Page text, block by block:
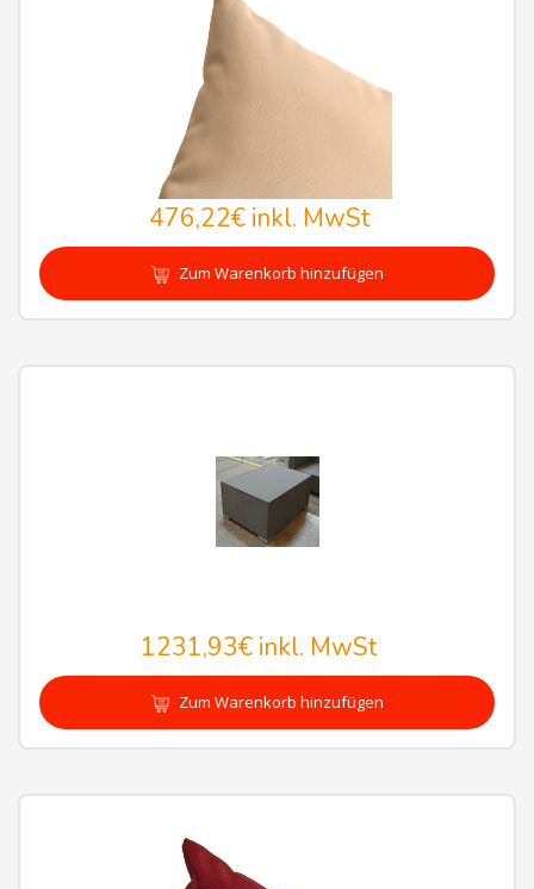
476,22€inkl. MwSt
Zum Warenkorb hinzufügen
1231,93€ inkl. MwSt
Zum Warenkorb hinzufügen